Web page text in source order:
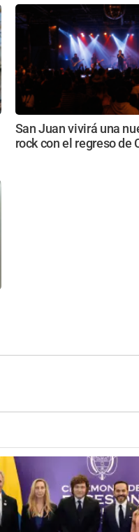
San Juan vivirá una
rock con el regreso de